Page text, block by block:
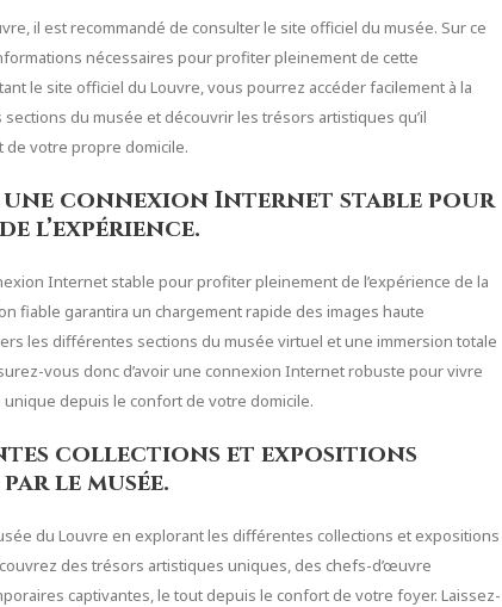
il est recommandé de consulter le site officiel du musée. Sur ce
nécessaires pour profiter pleinement de cette
le site officiel du Louvre, vous pourrez accéder facilement à la
du musée et découvrir les trésors artistiques qu’il
votre propre domicile.
une connexion Internet stable pour
l’expérience.
Internet stable pour profiter pleinement de l’expérience de la
fiable garantira un chargement rapide des images haute
les différentes sections du musée virtuel et une immersion totale
vous donc d’avoir une connexion Internet robuste pour vivre
depuis le confort de votre domicile.
collections et expositions
le musée.
du Louvre en explorant les différentes collections et expositions
des trésors artistiques uniques, des chefs-d’œuvre
captivantes, le tout depuis le confort de votre foyer. Laissez-